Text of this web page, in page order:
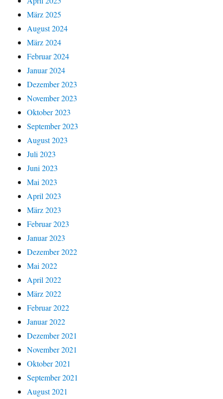
März 2025
August 2024
März 2024
Februar 2024
Januar 2024
Dezember 2023
November 2023
Oktober 2023
September 2023
August 2023
Juli 2023
Juni 2023
Mai 2023
April 2023
März 2023
Februar 2023
Januar 2023
Dezember 2022
Mai 2022
April 2022
März 2022
Februar 2022
Januar 2022
Dezember 2021
November 2021
Oktober 2021
September 2021
August 2021